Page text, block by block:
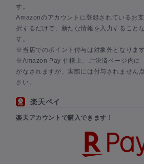
す。
Amazonのアカウントに登録されているお
択するだけで、新たな情報を入力すること
す。
※当店でのポイント付与は対象外となります
※Amazon Pay 仕様上、ご決済ページ内に
がなされますが、実際には付与されません
さい。
楽天ペイ
楽天アカウントで購入できます！